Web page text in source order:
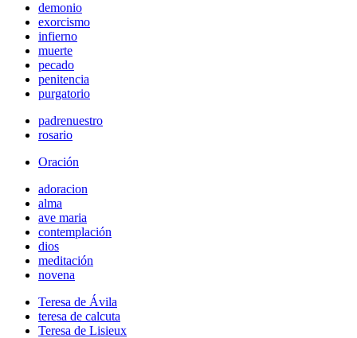
demonio
exorcismo
infierno
muerte
pecado
penitencia
purgatorio
padrenuestro
rosario
Oración
adoracion
alma
ave maria
contemplación
dios
meditación
novena
Teresa de Ávila
teresa de calcuta
Teresa de Lisieux